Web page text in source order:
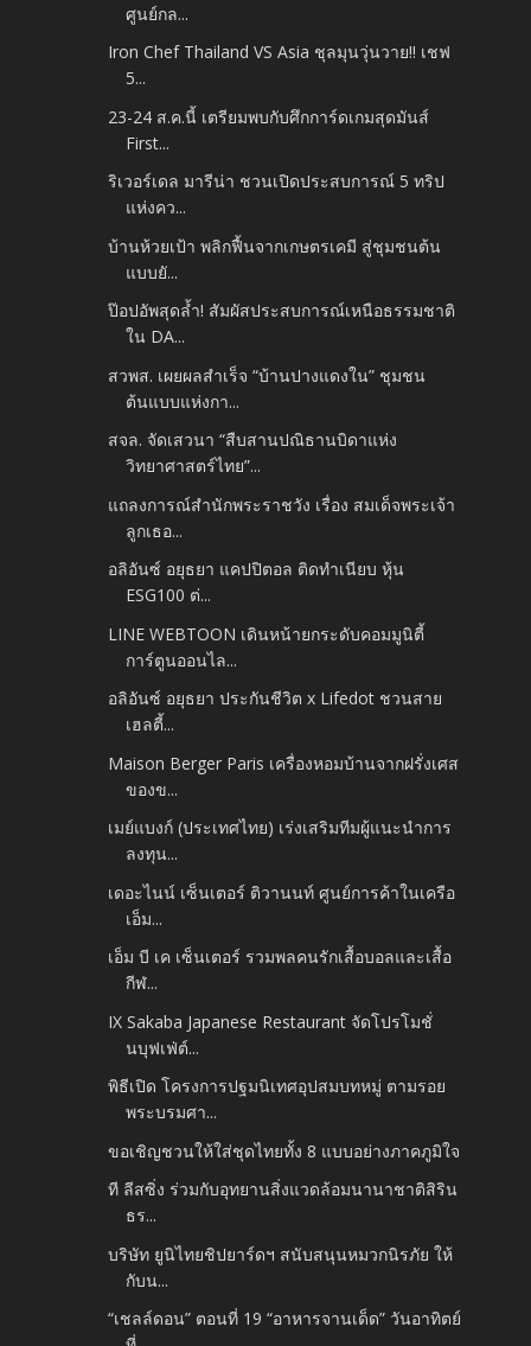
ศูนย์กล...
Iron Chef Thailand VS Asia ชุลมุนวุ่นวาย!! เชฟ
5...
23-24 ส.ค.นี้ เตรียมพบกับศึกการ์ดเกมสุดมันส์
First...
ริเวอร์เดล มารีน่า ชวนเปิดประสบการณ์ 5 ทริป
แห่งคว...
บ้านห้วยเป้า พลิกฟื้นจากเกษตรเคมี สู่ชุมชนต้น
แบบยั...
ป๊อปอัพสุดล้ำ! สัมผัสประสบการณ์เหนือธรรมชาติ
ใน DA...
สวพส. เผยผลสำเร็จ “บ้านปางแดงใน” ชุมชน
ต้นแบบแห่งกา...
สจล. จัดเสวนา “สืบสานปณิธานบิดาแห่ง
วิทยาศาสตร์ไทย”...
แถลงการณ์สำนักพระราชวัง เรื่อง สมเด็จพระเจ้า
ลูกเธอ...
อลิอันซ์ อยุธยา แคปปิตอล ติดทำเนียบ หุ้น
ESG100 ต่...
LINE WEBTOON เดินหน้ายกระดับคอมมูนิตี้
การ์ตูนออนไล...
อลิอันซ์ อยุธยา ประกันชีวิต x Lifedot ชวนสาย
เฮลตี้...
Maison Berger Paris เครื่องหอมบ้านจากฝรั่งเศส
ของข...
เมย์แบงก์ (ประเทศไทย) เร่งเสริมทีมผู้แนะนำการ
ลงทุน...
เดอะไนน์ เซ็นเตอร์ ติวานนท์ ศูนย์การค้าในเครือ
เอ็ม...
เอ็ม บี เค เซ็นเตอร์ รวมพลคนรักเสื้อบอลและเสื้อ
กีฬ...
IX Sakaba Japanese Restaurant จัดโปรโมชั่
นบุฟเฟ่ต์...
พิธีเปิด โครงการปฐมนิเทศอุปสมบทหมู่ ตามรอย
พระบรมศา...
ขอเชิญชวนให้ใส่ชุดไทยทั้ง 8 แบบอย่างภาคภูมิใจ
ที ลีสซิ่ง ร่วมกับอุทยานสิ่งแวดล้อมนานาชาติสิริน
ธร...
บริษัท ยูนิไทยชิปยาร์ดฯ สนับสนุนหมวกนิรภัย ให้
กับน...
“เชลล์ดอน” ตอนที่ 19 “อาหารจานเด็ด” วันอาทิตย์